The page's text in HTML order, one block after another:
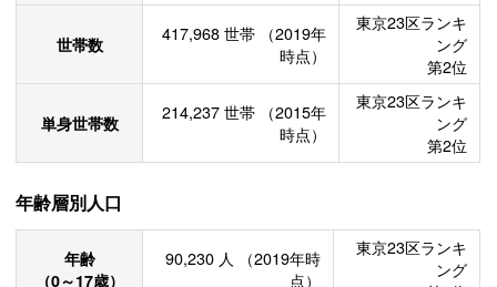
世帯数 417,968 世帯
（2019年
時点）
東京23区ランキ
ング
第2位
単身世帯数 214,237 世帯
（2015年
時点）
東京23区ランキ
ング
第2位
年齢層別人口
年齢
（0～17歳）
90,230 人
（2019年時
点）
東京23区ランキ
ング